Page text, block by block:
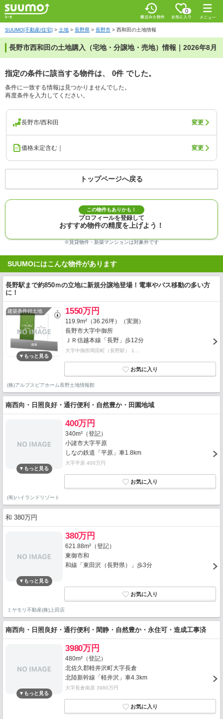
0
SUUMO[不動産/住宅] > 土地 > 長野県 > 長野市 > 西和田の土地情報
長野市西和田の土地購入（宅地・分譲地・売地）情報｜2026年8月
指定の条件に該当する物件は、 0件 でした。
条件に一致する情報は見つかりませんでした。
再度条件を入力してください。
長野市/西和田 変更
価格未定含む｜ 変更
トップページへ戻る
この物件もありかも！
プロフィールを登録して
おすすめ物件の精度を上げよう！
※賃貸物件・新築マンションは対象外です
SUUMOにはこんな物件があります
長野駅まで約850ｍの立地に新規分譲地登場！電車やバス移動の多い方
に！
建築条件付土地 1550万円
119.9m²（36.26坪）（実測）
長野市大字中御所
ＪＲ信越本線「長野」歩12分
大字中御所岡田町（長野駅） 1…
(株)アルプスピアホーム長野土地情報館
南西向・日照良好・通行便利・自然豊か・田園地域
400万円
340m²（登記）
小諸市大字平原
しなの鉄道「平原」車1.8km
大字平原 400万円
(有)ハイランドリゾート
和 380万円
380万円
621.88m²（登記）
東御市和
和線「東田沢（長野県）」歩3分
ミヤモリ不動産(株)上田店
南西向・日照良好・通行便利・閑静・自然豊か・永住可・造成工事済
3980万円
480m²（登記）
北佐久郡軽井沢町大字長倉
北陸新幹線「軽井沢」車4.3km
大字長倉南原 3980万円